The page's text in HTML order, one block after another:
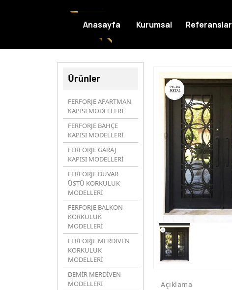
Ürünler
FERFORJE APARTMAN
KAPISI MODELLERİ
FERFORJE BAHÇE
KAPISI MODELLERİ
FERFORJE GARAJ
KAPISI MODELLERİ
FERFORJE DUVAR
ÜSTÜ KORKULUK
MODELLERİ
FERFORJE BALKON
KORKULUK
MODELLERİ
FERFORJE MERDİVEN
KORKULUK
MODELLERİ
DEMİR MERDİVEN
MODELLERİ
Açıklama
Anasayfa Kurumsal Referanslar